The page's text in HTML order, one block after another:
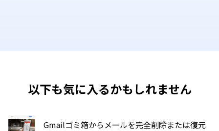
以下も気に入るかもしれません
Gmailゴミ箱からメールを完全削除または復元